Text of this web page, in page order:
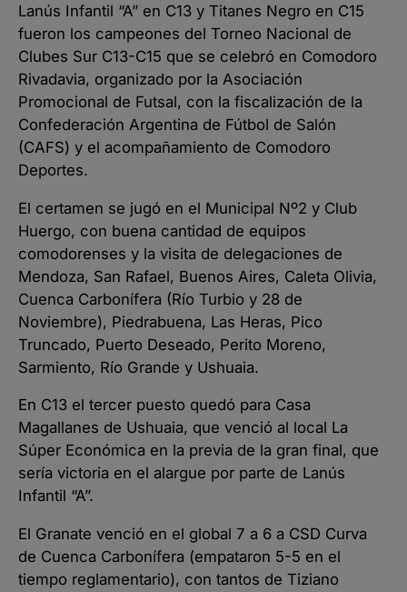
Lanús Infantil “A” en C13 y Titanes Negro en C15
fueron los campeones del Torneo Nacional de
Clubes Sur C13-C15 que se celebró en Comodoro
Rivadavia, organizado por la Asociación
Promocional de Futsal, con la fiscalización de la
Confederación Argentina de Fútbol de Salón
(CAFS) y el acompañamiento de Comodoro
Deportes.
El certamen se jugó en el Municipal Nº2 y Club
Huergo, con buena cantidad de equipos
comodorenses y la visita de delegaciones de
Mendoza, San Rafael, Buenos Aires, Caleta Olivia,
Cuenca Carbonífera (Río Turbio y 28 de
Noviembre), Piedrabuena, Las Heras, Pico
Truncado, Puerto Deseado, Perito Moreno,
Sarmiento, Río Grande y Ushuaia.
En C13 el tercer puesto quedó para Casa
Magallanes de Ushuaia, que venció al local La
Súper Económica en la previa de la gran final, que
sería victoria en el alargue por parte de Lanús
Infantil “A”.
El Granate venció en el global 7 a 6 a CSD Curva
de Cuenca Carbonífera (empataron 5-5 en el
tiempo reglamentario), con tantos de Tiziano